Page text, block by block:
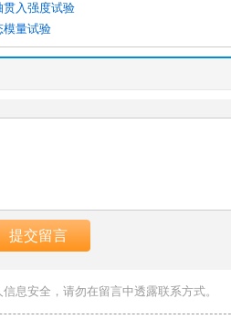
贯入强度试验
模量试验
息安全，请勿在留言中透露联系方式。